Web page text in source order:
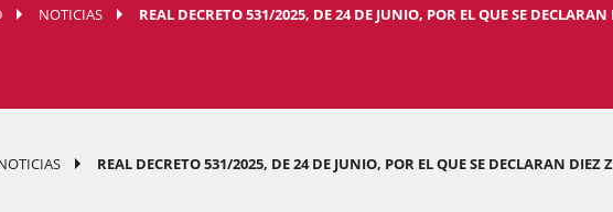
NOTICIAS REAL DECRETO 531/2025, DE 24 DE JUNIO, POR EL QUE SE DECLARAN
REAL DECRETO 531/2025, DE 24 DE JUNIO, POR EL QUE SE DECLARAN DIEZ